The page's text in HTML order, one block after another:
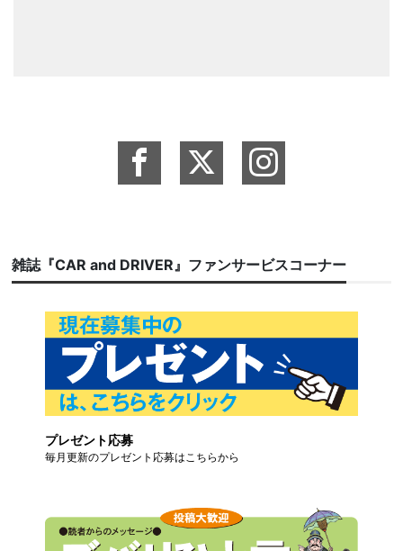
雑誌『CAR and DRIVER』ファンサービスコーナー
プレゼント応募
毎月更新のプレゼント応募はこちらから